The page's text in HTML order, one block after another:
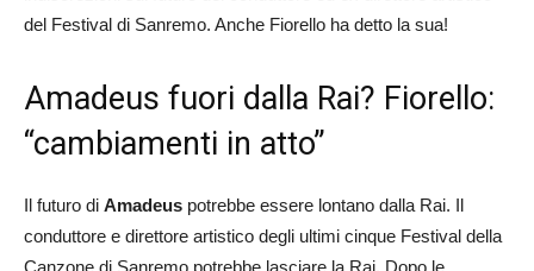
del Festival di Sanremo. Anche Fiorello ha detto la sua!
Amadeus fuori dalla Rai? Fiorello:
“cambiamenti in atto”
Il futuro di Amadeus potrebbe essere lontano dalla Rai. Il
conduttore e direttore artistico degli ultimi cinque Festival della
Canzone di Sanremo potrebbe lasciare la Rai. Dopo le